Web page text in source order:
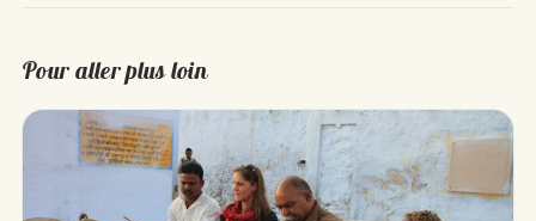
Pour aller plus loin